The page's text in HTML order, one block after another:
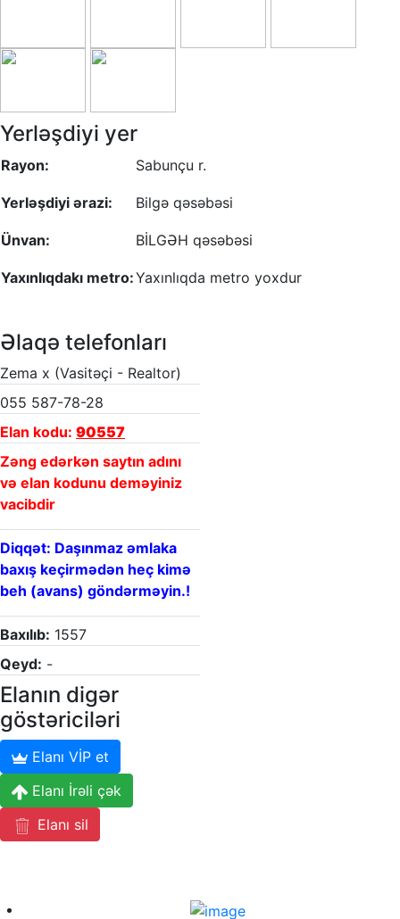
Yerləşdiyi yer
Rayon: Sabunçu r.
Yerləşdiyi ərazi: Bilgə qəsəbəsi
Ünvan: BİLGƏH qəsəbəsi
Yaxınlıqdakı metro:Yaxınlıqda metro yoxdur
Əlaqə telefonları
Zema x (Vasitəçi - Realtor)
055 587-78-28
Elan kodu: 90557
Zəng edərkən saytın adını
və elan kodunu deməyiniz
vacibdir
Diqqət: Daşınmaz əmlaka
baxış keçirmədən heç kimə
beh (avans) göndərməyin.!
Baxılıb: 1557
Qeyd: -
Elanın digər
göstəriciləri
Elanı VİP et
Elanı İrəli çək
Elanı sil